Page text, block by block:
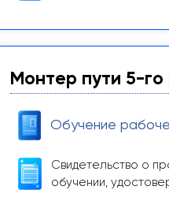
Монтер пути 5-го
Обучение
Свидетельство о
обучении,